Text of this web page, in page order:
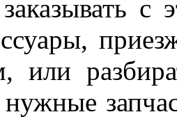
с
или
нужные